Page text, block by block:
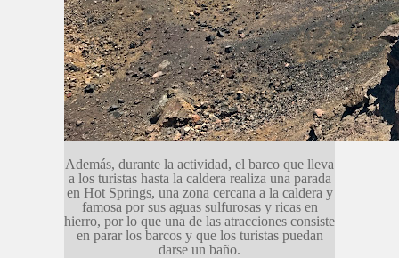
Además, durante la actividad, el barco que lleva
a los turistas hasta la caldera realiza una parada
en Hot Springs, una zona cercana a la caldera y
famosa por sus aguas sulfurosas y ricas en
hierro, por lo que una de las atracciones consiste
en parar los barcos y que los turistas puedan
darse un baño.